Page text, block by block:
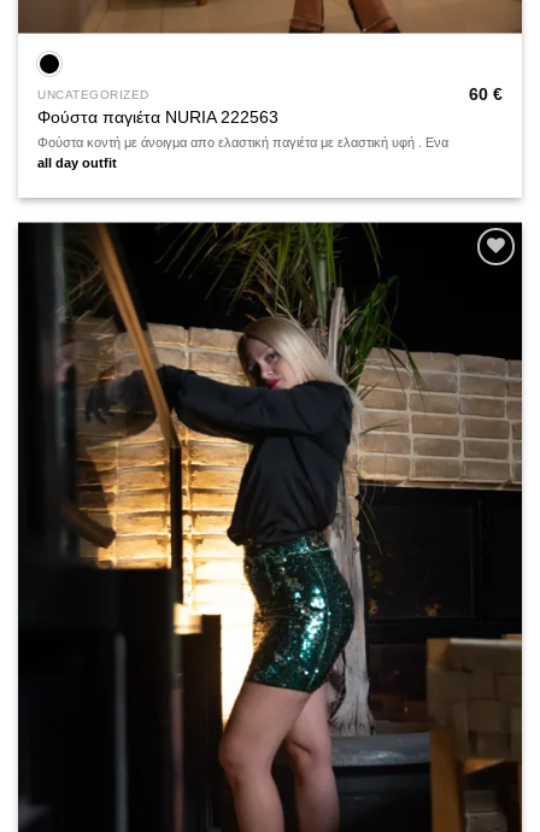
UNCATEGORIZED
Φούστα παγιέτα NURIA 222563
60 €
Φούστα κοντή με άνοιγμα απο ελαστική παγιέτα με ελαστική υφή . Ενα
all day outfit